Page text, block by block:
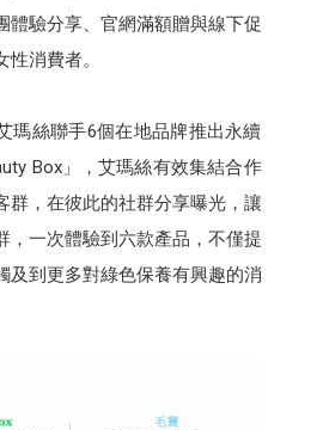
體驗分享、官網滿額贈與線下促
消費者。
瑪絲聯手6個在地品牌推出永續
Box」，艾瑪絲有效集結合作
群，在彼此的社群分享曝光，讓
，一次體驗到六款產品，不僅提
及到更多對綠色保養有興趣的消